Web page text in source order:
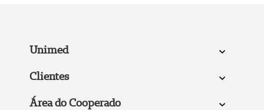
Unimed
Clientes
Área do Cooperado